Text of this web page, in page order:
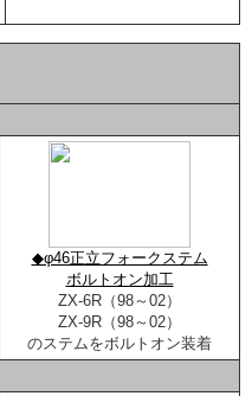
◆φ46正立フォークステム
ボルトオン加工
ZX-6R（98～02）
ZX-9R（98～02）
のステムをボルトオン装着